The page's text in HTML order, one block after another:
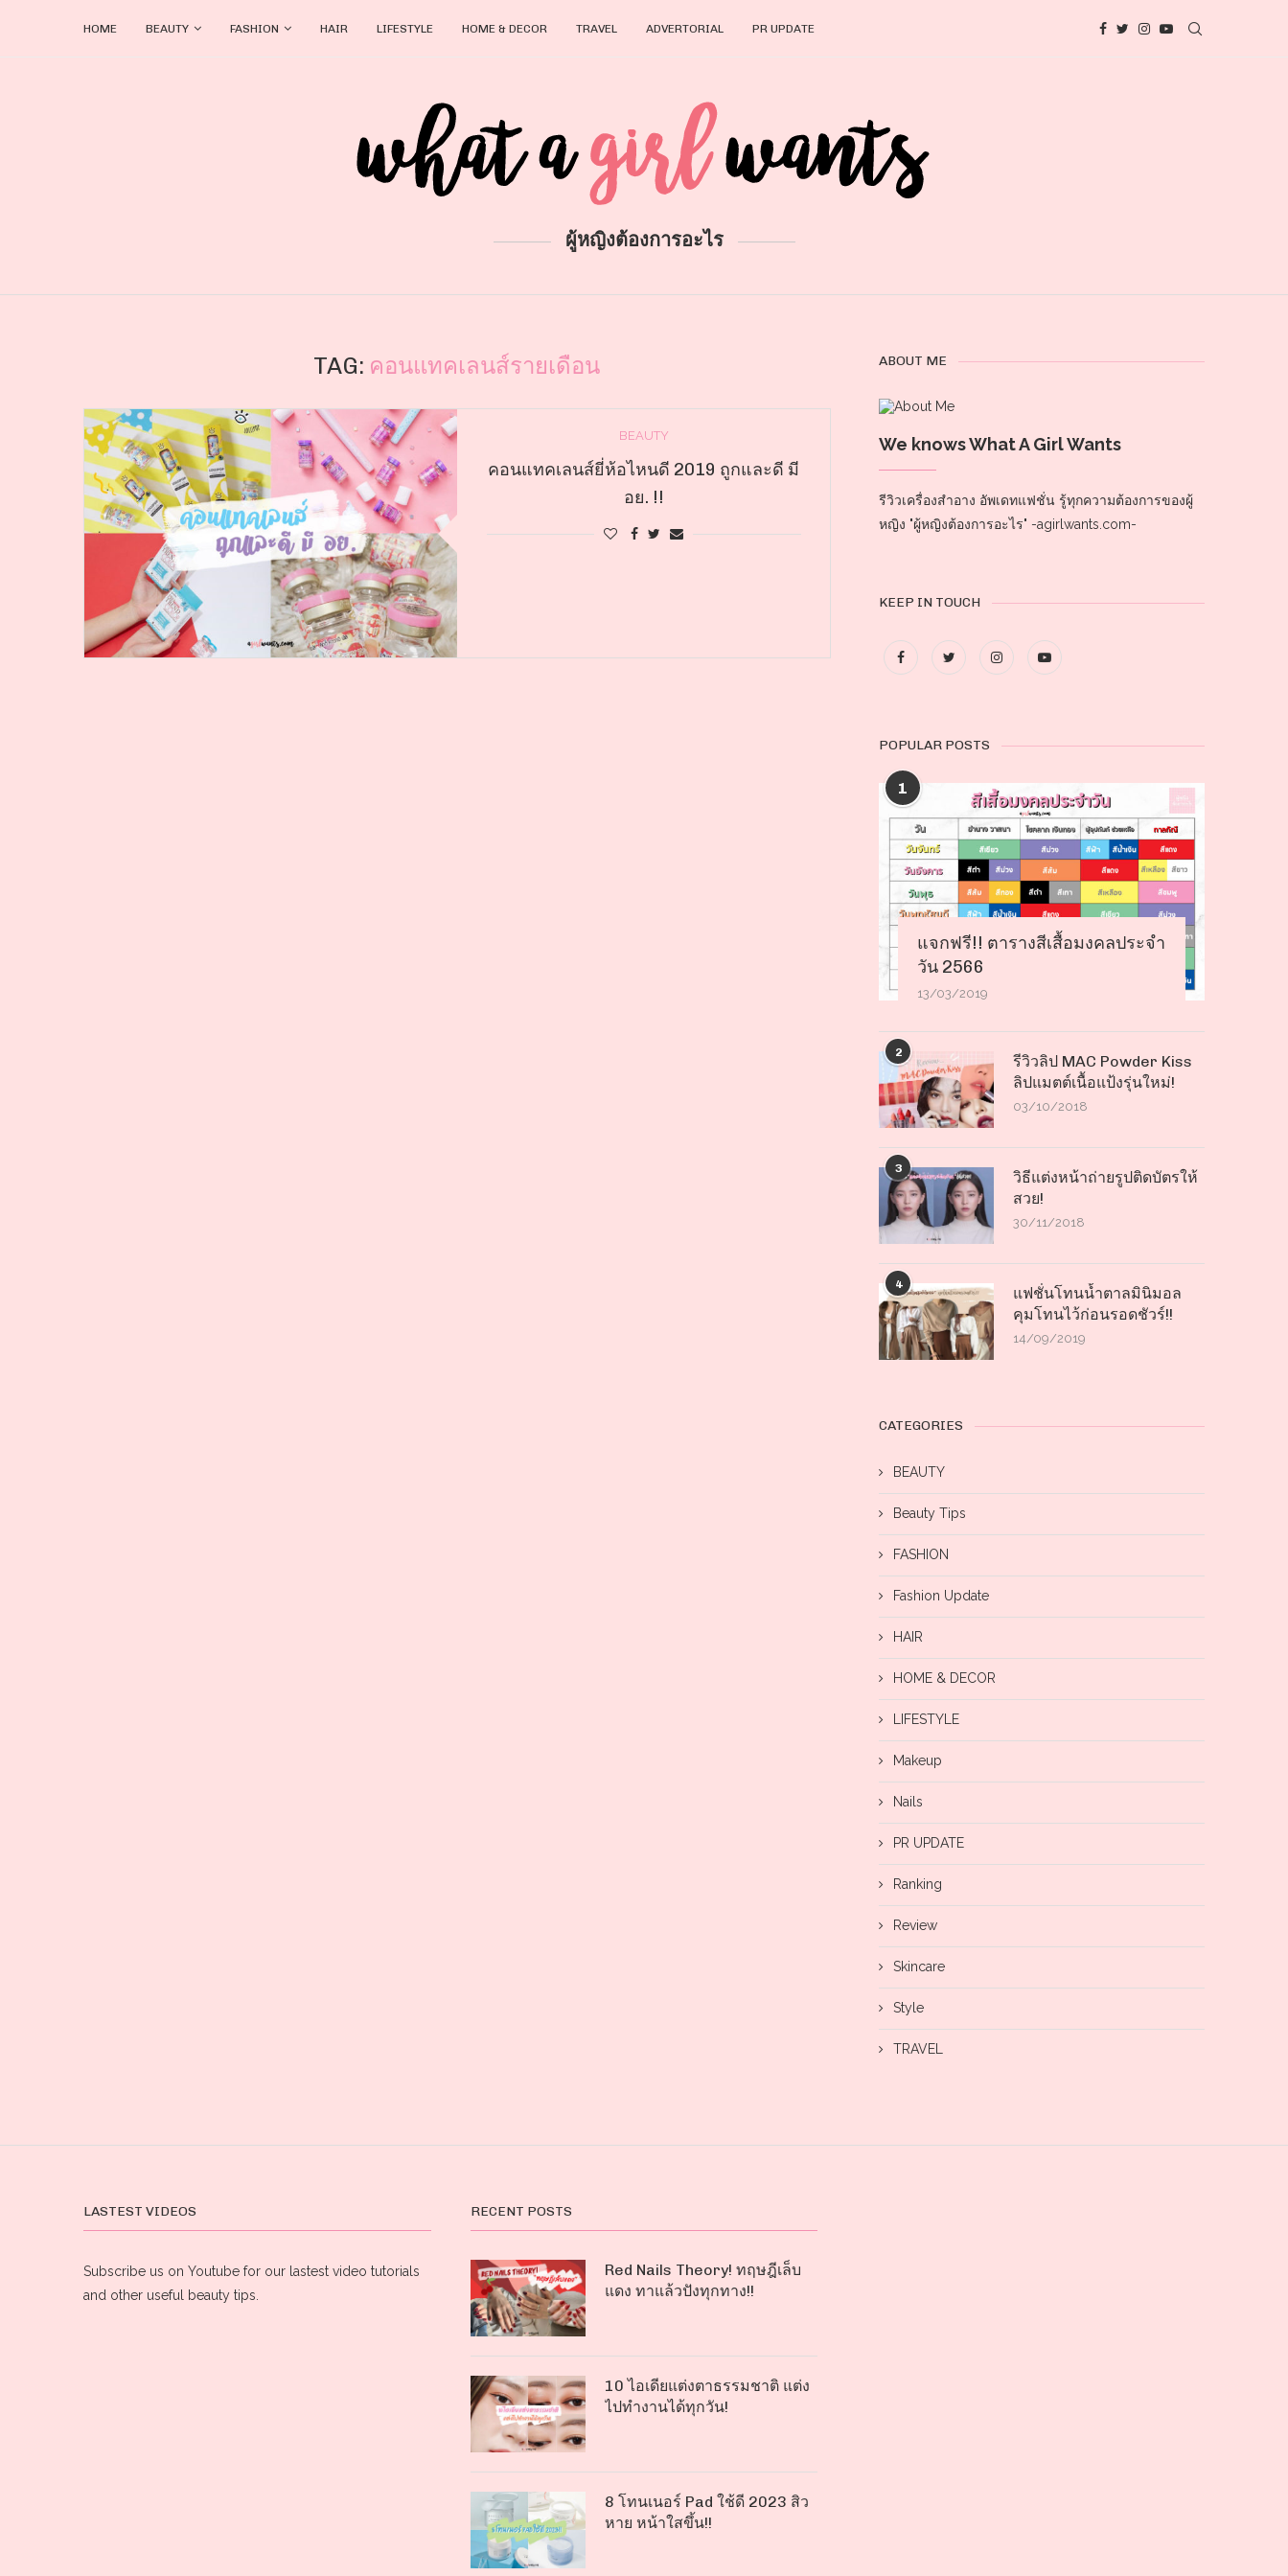
HOME BEAUTY FASHION HAIR LIFESTYLE HOME & DECOR TRAVEL ADVERTORIAL PR UPDATE
ผู้หญิงต้องการอะไร
TAG: คอนแทคเลนส์รายเดือน
BEAUTY
คอนแทคเลนส์ยี่ห้อไหนดี 2019 ถูกและดี มี
อย. !!
ABOUT ME
We knows What A Girl Wants
รีวิวเครื่องสำอาง อัพเดทแฟชั่น รู้ทุกความต้องการของผู้
หญิง "ผู้หญิงต้องการอะไร" -agirlwants.com-
KEEP IN TOUCH
POPULAR POSTS
1
แจกฟรี!! ตารางสีเสื้อมงคลประจำ
วัน 2566
13/03/2019
2
รีวิวลิป MAC Powder Kiss
ลิปแมตต์เนื้อแป้งรุ่นใหม่!
03/10/2018
3
วิธีแต่งหน้าถ่ายรูปติดบัตรให้
สวย!
30/11/2018
4
แฟชั่นโทนน้ำตาลมินิมอล
คุมโทนไว้ก่อนรอดชัวร์!!
14/09/2019
CATEGORIES
BEAUTY
Beauty Tips
FASHION
Fashion Update
HAIR
HOME & DECOR
LIFESTYLE
Makeup
Nails
PR UPDATE
Ranking
Review
Skincare
Style
TRAVEL
LASTEST VIDEOS
Subscribe us on Youtube for our lastest video tutorials
and other useful beauty tips.
RECENT POSTS
Red Nails Theory! ทฤษฎีเล็บ
แดง ทาแล้วปังทุกทาง!!
10 ไอเดียแต่งตาธรรมชาติ แต่ง
ไปทำงานได้ทุกวัน!
8 โทนเนอร์ Pad ใช้ดี 2023 สิว
หาย หน้าใสขึ้น!!